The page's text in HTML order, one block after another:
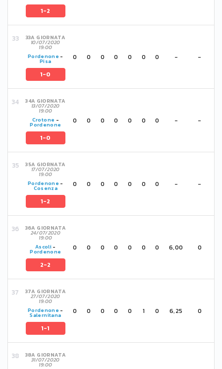
1-2
33A GIORNATA
10/07/2020
19:00
Pordenone -
Pisa
1-0
0 0 0 0 0 0 0 - -
34A GIORNATA
13/07/2020
19:00
Crotone -
Pordenone
1-0
0 0 0 0 0 0 0 - -
35A GIORNATA
17/07/2020
19:00
Pordenone -
Cosenza
1-2
0 0 0 0 0 0 0 - -
36A GIORNATA
24/07/2020
19:00
Ascoli -
Pordenone
2-2
0 0 0 0 0 0 0 6,00 0
37A GIORNATA
27/07/2020
19:00
Pordenone -
Salernitana
1-1
0 0 0 0 0 1 0 6,25 0
38A GIORNATA
31/07/2020
19:00